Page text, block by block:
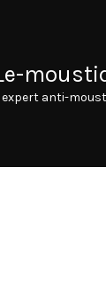
expert anti-